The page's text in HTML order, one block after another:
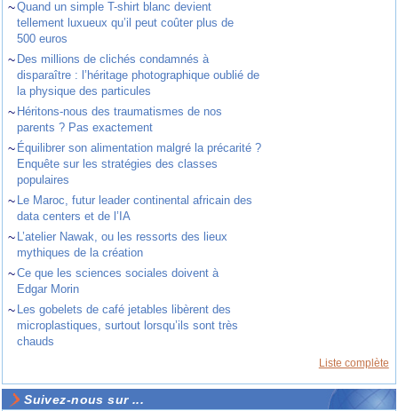
~Quand un simple T-shirt blanc devient
tellement luxueux qu’il peut coûter plus de
500 euros
~ Des millions de clichés condamnés à
disparaître : l’héritage photographique oublié de
la physique des particules
~ Héritons-nous des traumatismes de nos
parents ? Pas exactement
~ Équilibrer son alimentation malgré la précarité ?
Enquête sur les stratégies des classes
populaires
~ Le Maroc, futur leader continental africain des
data centers et de l’IA
~ L’atelier Nawak, ou les ressorts des lieux
mythiques de la création
~Ce que les sciences sociales doivent à
Edgar Morin
~ Les gobelets de café jetables libèrent des
microplastiques, surtout lorsqu’ils sont très
chauds
Liste complète
Suivez-nous sur ...